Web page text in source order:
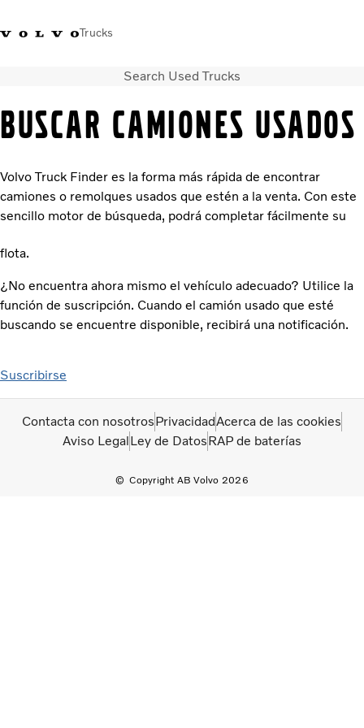
Trucks
Camiones
Servicios
Noticias
Acerca de nosotros
Contacto
Truck Builder
Search Used Trucks
BUSCAR CAMIONES USADOS
Volvo Truck Finder es la forma más rápida de encontrar
camiones o remolques usados que estén a la venta. Con este
sencillo motor de búsqueda, podrá completar fácilmente su
flota.
¿No encuentra ahora mismo el vehículo adecuado? Utilice la
función de suscripción. Cuando el camión usado que esté
buscando se encuentre disponible, recibirá una notificación.
Suscribirse
Copyright AB Volvo 2026
Contacta con nosotrosPrivacidadAcerca de las cookies
Aviso LegalLey de DatosRAP de baterías